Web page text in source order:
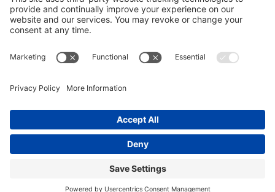
Privacy Policy
Another beautiful site designed by
Web Studio